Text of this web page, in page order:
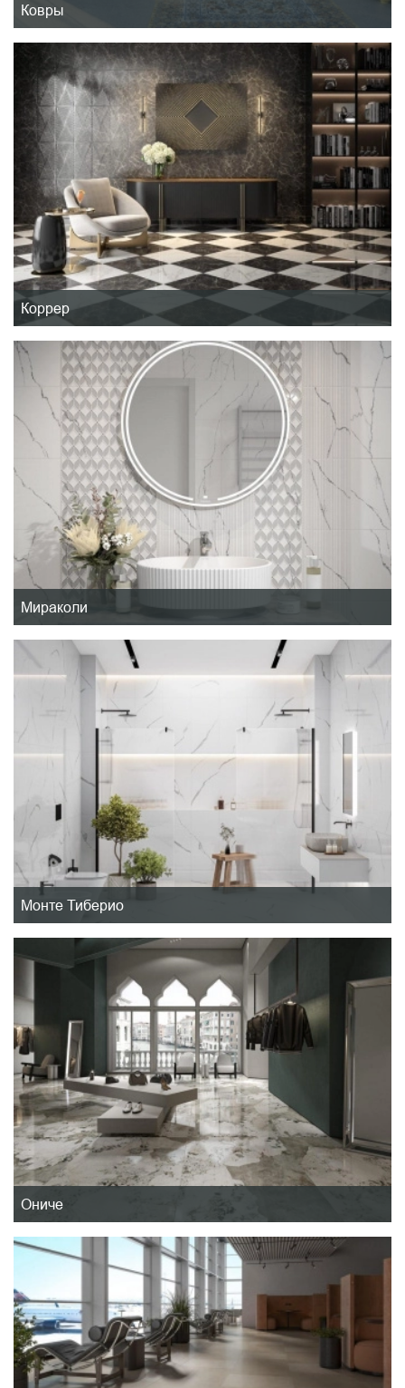
Ковры
Коррер
Мираколи
Монте Тиберио
Ониче